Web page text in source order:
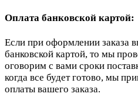
Оплата банковской картой:
Если при оформлении заказа
банковской картой, то мы
оговорим с вами сроки
когда все будет готово, мы
оплаты вашего заказа.